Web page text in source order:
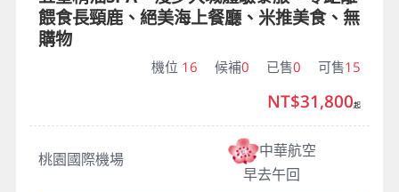
餵食長頸鹿、絕美海上餐廳、米推美食、無
購物
機位 16 候補0 已售0 可售15
桃園國際機場
中華航空
早去午回
NT$31,800起